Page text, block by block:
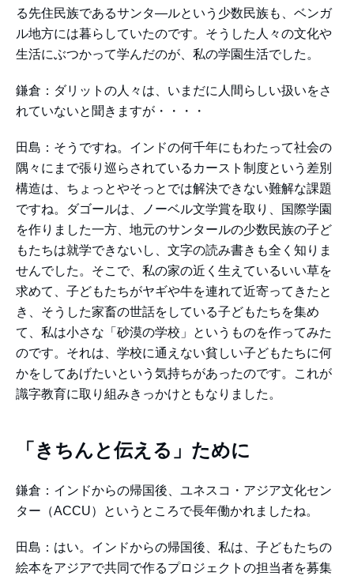
る先住民族であるサンタ―ルという少数民族も、ベンガ
ル地方には暮らしていたのです。そうした人々の文化や
生活にぶつかって学んだのが、私の学園生活でした。
鎌倉：ダリットの人々は、いまだに人間らしい扱いをさ
れていないと聞きますが・・・・
田島：そうですね。インドの何千年にもわたって社会の
隅々にまで張り巡らされているカースト制度という差別
構造は、ちょっとやそっとでは解決できない難解な課題
ですね。ダゴールは、ノーベル文学賞を取り、国際学園
を作りました一方、地元のサンタールの少数民族の子ど
もたちは就学できないし、文字の読み書きも全く知りま
せんでした。そこで、私の家の近く生えているいい草を
求めて、子どもたちがヤギや牛を連れて近寄ってきたと
き、そうした家畜の世話をしている子どもたちを集め
て、私は小さな「砂漠の学校」というものを作ってみた
のです。それは、学校に通えない貧しい子どもたちに何
かをしてあげたいという気持ちがあったのです。これが
識字教育に取り組みきっかけともなりました。
「きちんと伝える」ために
鎌倉：インドからの帰国後、ユネスコ・アジア文化セン
ター（ACCU）というところで長年働かれましたね。
田島：はい。インドからの帰国後、私は、子どもたちの
絵本をアジアで共同で作るプロジェクトの担当者を募集